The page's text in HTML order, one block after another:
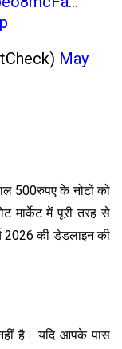
May
500रुपए के नोटों को
मार्केट में पूरी तरह से
2026 की डेडलाइन की
है। यदि आपके पास